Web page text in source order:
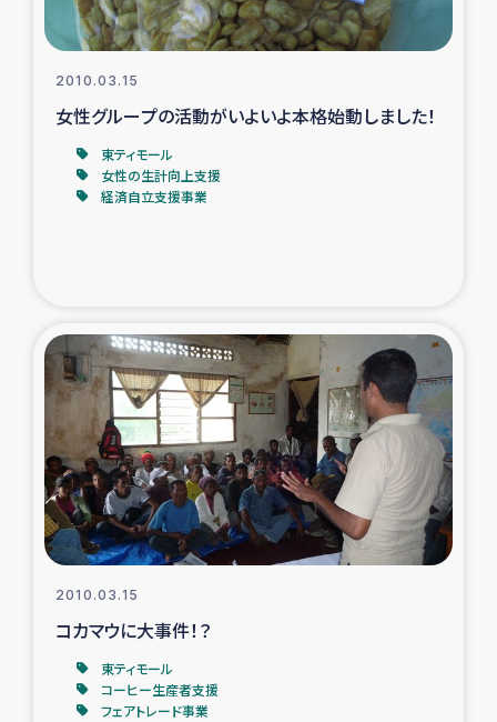
コーヒー生産者支援
アイナロ県マウベシ郡でのコーヒー畑改善事業
ベイルート大規模爆発被災者支援
女性の生計向上支援
2010.03.15
女性グループの活動がいよいよ本格始動しました！
東ティモール
女性の生計向上支援
経済自立支援事業
2010.03.15
コカマウに大事件！？
東ティモール
コーヒー生産者支援
フェアトレード事業